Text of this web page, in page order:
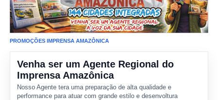
PROMOÇÕES IMPRENSA AMAZÔNICA
Venha ser um Agente Regional do
Imprensa Amazônica
Nosso Agente tera uma preparação de alta qualidade e
performance para atuar com grande estilo e desenvoltura